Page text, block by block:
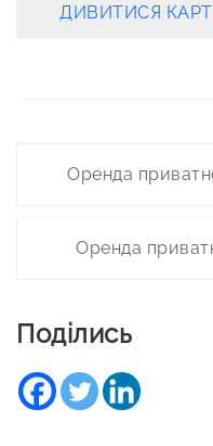
ДИВИТИСЯ
navigation
Оренда
Оренда
Поділись